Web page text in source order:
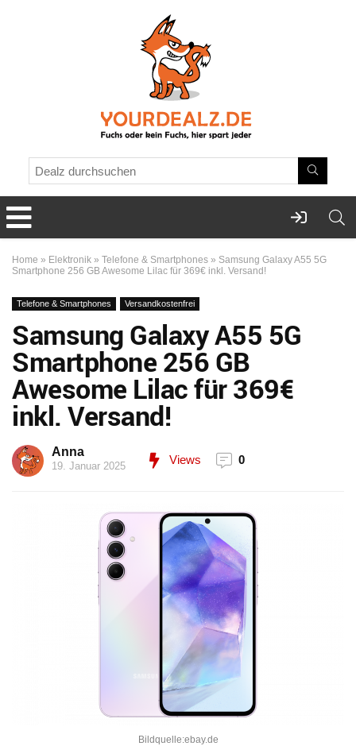
Home » Elektronik » Telefone & Smartphones » Samsung Galaxy A55 5G
Smartphone 256 GB Awesome Lilac für 369€ inkl. Versand!
Telefone & Smartphones Versandkostenfrei
Samsung Galaxy A55 5G
Smartphone 256 GB
Awesome Lilac für 369€
inkl. Versand!
Anna
19. Januar 2025 Views 0
Bildquelle:ebay.de